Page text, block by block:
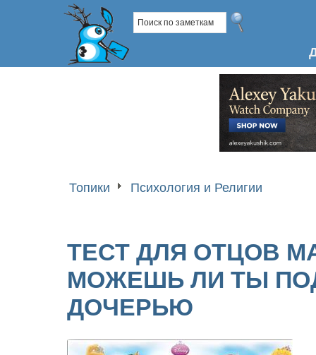
Топики Психология и Религии
ТЕСТ ДЛЯ ОТЦОВ
МОЖЕШЬ ЛИ ТЫ
ДОЧЕРЬЮ